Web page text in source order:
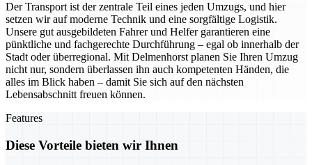
Der Transport ist der zentrale Teil eines jeden Umzugs, und hier
setzen wir auf moderne Technik und eine sorgfältige Logistik.
Unsere gut ausgebildeten Fahrer und Helfer garantieren eine
pünktliche und fachgerechte Durchführung – egal ob innerhalb der
Stadt oder überregional. Mit Delmenhorst planen Sie Ihren Umzug
nicht nur, sondern überlassen ihn auch kompetenten Händen, die
alles im Blick haben – damit Sie sich auf den nächsten
Lebensabschnitt freuen können.
Features
Diese Vorteile bieten wir Ihnen